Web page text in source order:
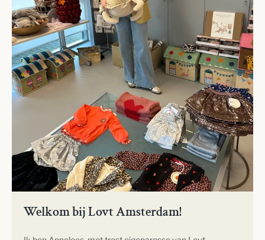
Welkom bij Lovt Amsterdam!